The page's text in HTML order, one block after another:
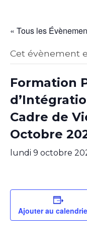
« Tous les
Cet évènement
Formation
Cadre de
Octobre
lundi 9 octobre
Ajouter au